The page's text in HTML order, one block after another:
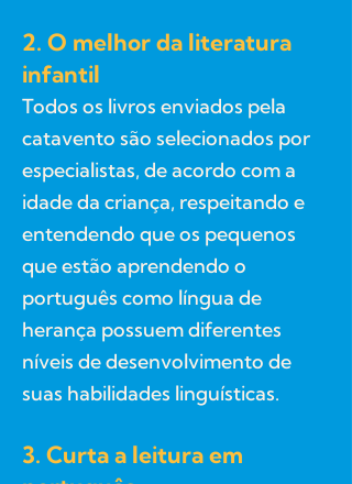
2. O melhor da literatura
infantil
Todos os livros enviados pela
catavento são selecionados por
especialistas, de acordo com a
idade da criança, respeitando e
entendendo que os pequenos
que estão aprendendo o
português como língua de
herança possuem diferentes
níveis de desenvolvimento de
suas habilidades linguísticas.
3. Curta a leitura em